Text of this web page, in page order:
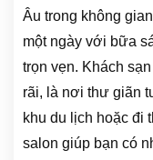
Âu trong không
một ngày với bữa
trọn vẹn. Khách
rãi, là nơi thư giãn
khu du lịch hoặc đi
salon giúp bạn có